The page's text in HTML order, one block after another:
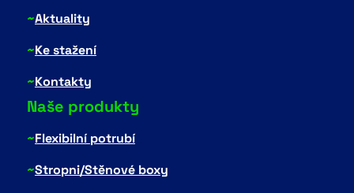
~Aktuality
~Ke stažení
~Kontakty
Naše produkty
~Flexibilní potrubí
~Stropni/Stěnové boxy